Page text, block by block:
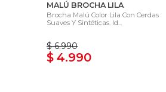
MALÚ BROCHA LILA
Brocha Malú Color Lila Con Cerdas
Suaves Y Sintéticas. Id...
$ 6.990
$ 4.990